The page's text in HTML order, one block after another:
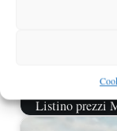
Listino prezzi